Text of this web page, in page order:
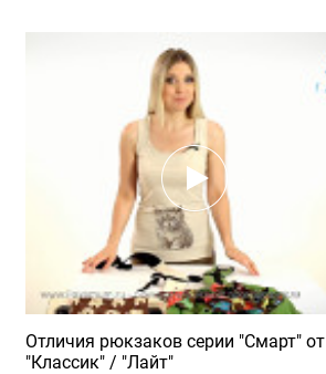
Отличия рюкзаков серии "Смарт" от
"Классик" / "Лайт"